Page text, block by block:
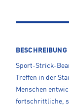
BESCHREIBUNG
Sport-Strick-
Treffen in der
Menschen
fortschrittliche,